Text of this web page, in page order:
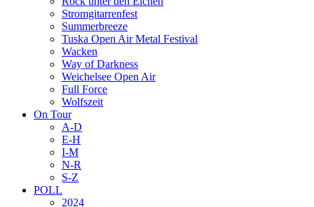
Stromgitarrenfest
Summerbreeze
Tuska Open Air Metal Festival
Wacken
Way of Darkness
Weichelsee Open Air
Full Force
Wolfszeit
On Tour
A-D
E-H
I-M
N-R
S-Z
POLL
2024